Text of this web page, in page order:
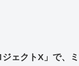
ェクトX」で、